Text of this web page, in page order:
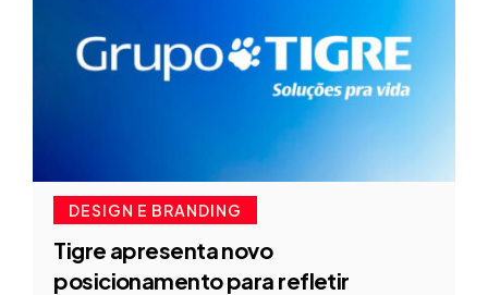
DESIGN E BRANDING
Tigre apresenta novo
posicionamento para refletir